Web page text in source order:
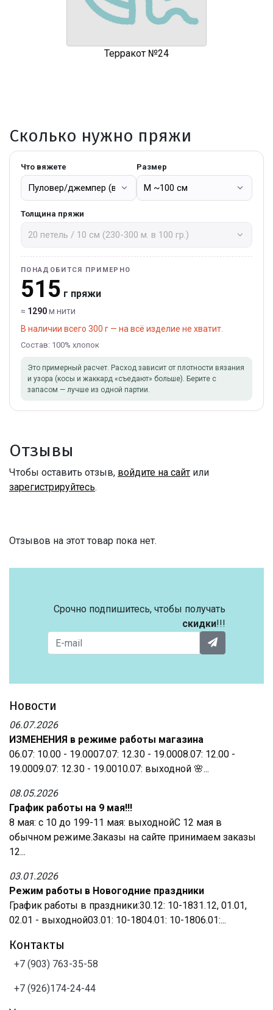
Терракот №24
Сколько нужно пряжи
Что вяжете Размер
Толщина пряжи
ПОНАДОБИТСЯ ПРИМЕРНО
515 г пряжи
≈ 1290м нити
В наличии всего 300 г — на всё изделие не хватит.
Состав: 100% хлопок
Это примерный расчет. Расход зависит от плотности вязания
и узора (косы и жаккард «съедают» больше). Берите с
запасом — лучше из одной партии.
Отзывы
Чтобы оставить отзыв, войдите на сайт или
зарегистрируйтесь.
Отзывов на этот товар пока нет.
Срочно подпишитесь, чтобы получать
скидки!!!
Новости
06.07.2026
ИЗМЕНЕНИЯ в режиме работы магазина
06.07: 10.00 - 19.0007.07: 12.30 - 19.0008.07: 12.00 -
19.0009.07: 12.30 - 19.0010.07: выходной 🌸...
08.05.2026
График работы на 9 мая!!!
8 мая: с 10 до 199-11 мая: выходнойС 12 мая в
обычном режиме.Заказы на сайте принимаем заказы
12...
03.01.2026
Режим работы в Новогодние праздники
График работы в праздники:30.12: 10-1831.12, 01.01,
02.01 - выходной03.01: 10-1804.01: 10-1806.01:...
Контакты
+7 (903) 763-35-58
+7 (926)174-24-44